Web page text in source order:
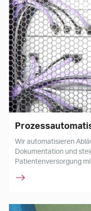
Wir automatisieren
Dokumentation und
Patientenversorgung